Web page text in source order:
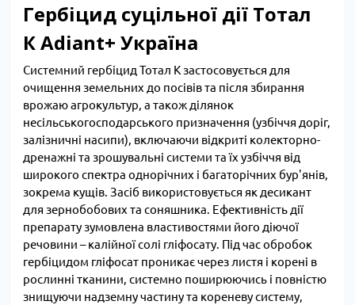
Гербіцид суцільної дії Тотал
К Adiant+ Україна
Системний гербіцид Тотал К застосовується для
очищення земельних до посівів та після збирання
врожаю агрокультур, а також ділянок
несільськогосподарського призначення (узбіччя доріг,
залізничні насипи), включаючи відкриті колекторно-
дренажні та зрошувальні системи та їх узбіччя від
широкого спектра однорічних і багаторічних бур'янів,
зокрема кущів. Засіб використовується як десикант
для зернобобових та соняшника. Ефективність дії
препарату зумовлена властивостями його діючої
речовини – калійної солі гліфосату. Під час обробок
гербіцидом гліфосат проникає через листя і корені в
рослинні тканини, системно поширюючись і повністю
знищуючи надземну частину та кореневу систему,